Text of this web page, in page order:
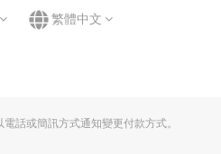
繁體中文
話或簡訊方式通知變更付款方式。